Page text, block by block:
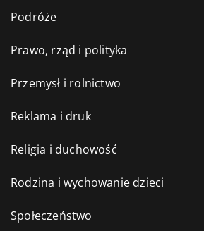
Podróże
Prawo, rząd i polityka
Przemysł i rolnictwo
Reklama i druk
Religia i duchowość
Rodzina i wychowanie dzieci
Społeczeństwo